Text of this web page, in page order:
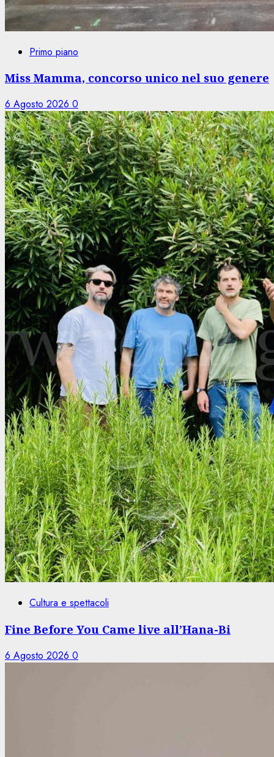
Primo piano
Miss Mamma, concorso unico nel suo genere
6 Agosto 2026 0
Cultura e spettacoli
Fine Before You Came live all’Hana-Bi
6 Agosto 2026 0